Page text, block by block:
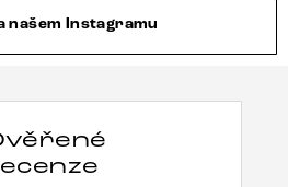
našem Instagramu